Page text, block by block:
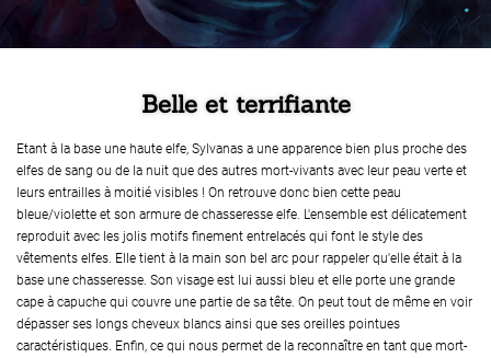
Belle et terrifiante
Etant à la base une haute elfe, Sylvanas a une apparence bien plus proche des
elfes de sang ou de la nuit que des autres mort-vivants avec leur peau verte et
leurs entrailles à moitié visibles ! On retrouve donc bien cette peau
bleue/violette et son armure de chasseresse elfe. L'ensemble est délicatement
reproduit avec les jolis motifs finement entrelacés qui font le style des
vêtements elfes. Elle tient à la main son bel arc pour rappeler qu'elle était à la
base une chasseresse. Son visage est lui aussi bleu et elle porte une grande
cape à capuche qui couvre une partie de sa tête. On peut tout de même en voir
dépasser ses longs cheveux blancs ainsi que ses oreilles pointues
caractéristiques. Enfin, ce qui nous permet de la reconnaître en tant que mort-